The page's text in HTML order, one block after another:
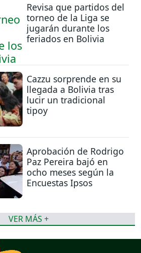
Revisa que partidos del
torneo de la Liga se
jugarán durante los
feriados en Bolivia
Cazzu sorprende en su
llegada a Bolivia tras
lucir un tradicional
tipoy
Aprobación de Rodrigo
Paz Pereira bajó en
ocho meses según la
Encuestas Ipsos
VER MÁS +